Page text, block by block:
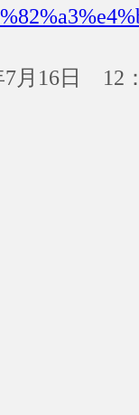
7月16日 12